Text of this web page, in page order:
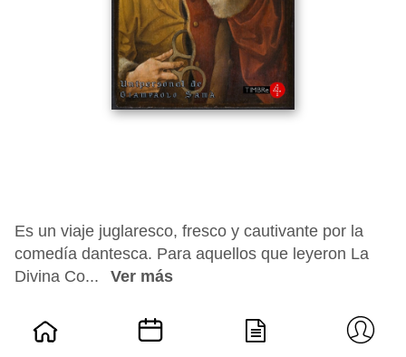
Es un viaje juglaresco, fresco y cautivante por la
comedía dantesca. Para aquellos que leyeron La
Divina Co...
Ver más